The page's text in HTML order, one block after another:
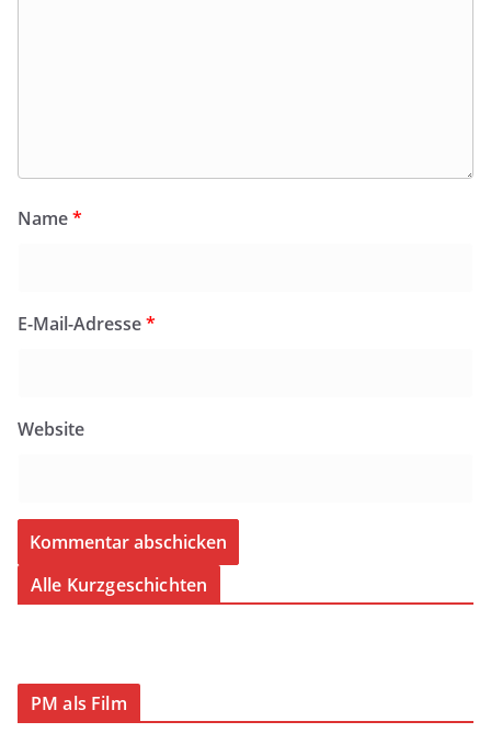
Name*
E-Mail-Adresse*
Website
Alle Kurzgeschichten
PM als Film